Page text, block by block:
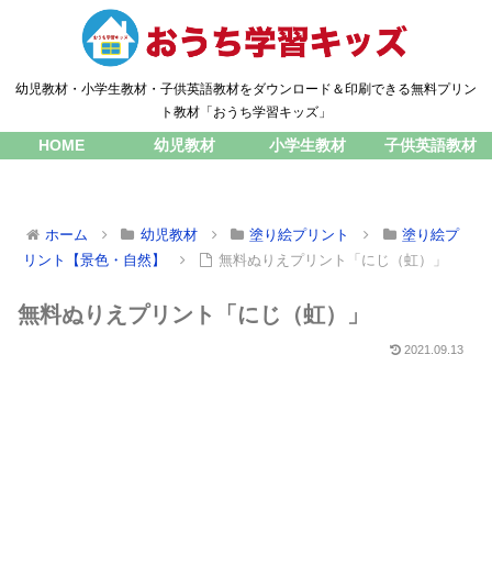
幼児教材・小学生教材・子供英語教材をダウンロード＆印刷できる無料プリン
ト教材「おうち学習キッズ」
HOME 幼児教材 小学生教材 子供英語教材
ホーム 幼児教材 塗り絵プリント
塗り絵プ
リント【景色・自然】
無料ぬりえプリント「にじ（虹）」
無料ぬりえプリント「にじ（虹）」
2021.09.13